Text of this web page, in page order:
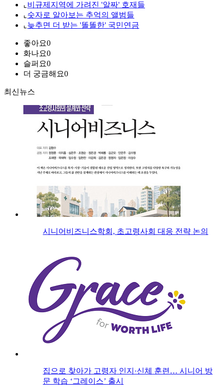
⌞ 비규제지역에 가려진 '알짜' 호재들
⌞ 숫자로 알아보는 추억의 앨범들
⌞ 늦추면 더 받는 '똘똘한' 국민연금
좋아요0
화나요0
슬퍼요0
더 궁금해요0
최신뉴스
시니어비즈니스학회, 초고령사회 대응 전략 논의
집으로 찾아가 고령자 인지·신체 훈련… 시니어 방
문 학습 ‘그레이스’ 출시